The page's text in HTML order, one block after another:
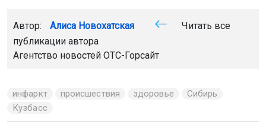
Автор: Алиса Новохатская
Читать все
публикации автора
Агентство новостей ОТС-Горсайт
инфаркт происшествия здоровье
Сибирь
Кузбасс